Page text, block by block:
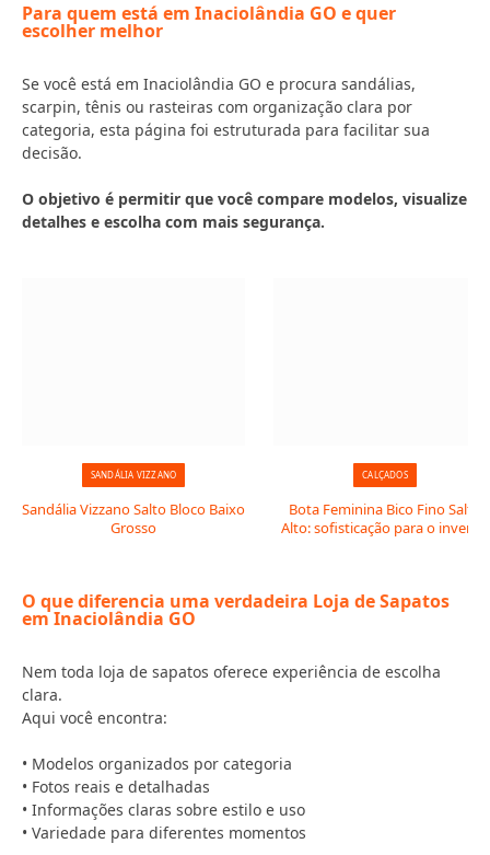
Para quem está em Inaciolândia GO e quer
escolher melhor
Se você está em Inaciolândia GO e procura sandálias,
scarpin, tênis ou rasteiras com organização clara por
categoria, esta página foi estruturada para facilitar sua
decisão.
O objetivo é permitir que você compare modelos, visualize
detalhes e escolha com mais segurança.
SANDÁLIA VIZZANO
Sandália Vizzano Salto Bloco Baixo
Grosso
CALÇADOS
Bota Feminina Bico Fino Salto
Alto: sofisticação para o inverno
O que diferencia uma verdadeira Loja de Sapatos
em Inaciolândia GO
Nem toda loja de sapatos oferece experiência de escolha
clara.
Aqui você encontra:
• Modelos organizados por categoria
• Fotos reais e detalhadas
• Informações claras sobre estilo e uso
• Variedade para diferentes momentos